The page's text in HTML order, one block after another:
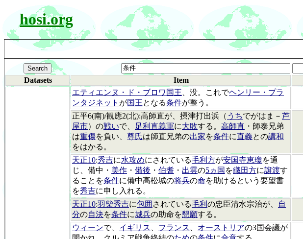
hosi.org
Datasets Item
エティエンヌ・ド・ブロワ国王 、没。これでヘンリー・プラ
ンタジネット が国王となる条件が整う。
正平6(南)/観應2(北):高師直が、摂津打出浜（ うちでがはま－ 芦
屋市）の戦いで、 足利直義軍に大敗する。 高師直 ・師泰兄弟
は重傷を負い、 尊氏は師直兄弟の出家を条件に直義との講和
をはかる。
天正10:秀吉に水攻めにされている毛利方が安国寺恵瓊を通
じ、備中・ 美作 ・ 備後 ・ 伯耆 ・ 出雲の5ヵ国 を織田方に譲渡す
ることを条件に備中高松城の将兵の命を助けるという要望書
を秀吉に申し入れる。
天正10:羽柴秀吉に包囲 されている毛利 の忠臣清水宗治が、
自
分の自決を条件に城兵の助命を懇願する。
ウィーンで、 イギリス フランス オーストリアの3国会議が